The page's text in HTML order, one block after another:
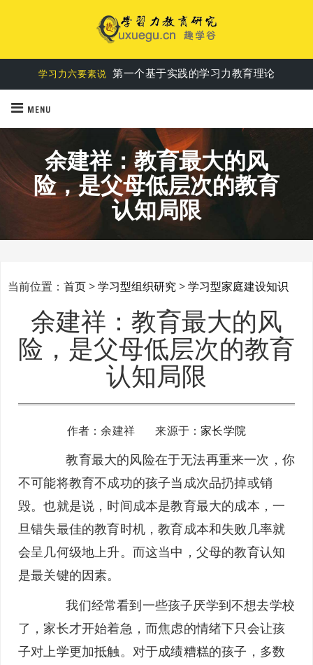
学习力六要素说 第一个基于实践的学习力教育理论
MENU
余建祥：教育最大的风
险，是父母低层次的教育
认知局限
当前位置： 首页 >学习型组织研究 >学习型家庭建设知识
余建祥：教育最大的风
险，是父母低层次的教育
认知局限
作者：余建祥 来源于：家长学院
教育最大的风险在于无法再重来一次，你
不可能将教育不成功的孩子当成次品扔掉或销
毁。也就是说，时间成本是教育最大的成本，一
旦错失最佳的教育时机，教育成本和失败几率就
会呈几何级地上升。而这当中，父母的教育认知
是最关键的因素。
我们经常看到一些孩子厌学到不想去学校
了，家长才开始着急，而焦虑的情绪下只会让孩
子对上学更加抵触。对于成绩糟糕的孩子，多数